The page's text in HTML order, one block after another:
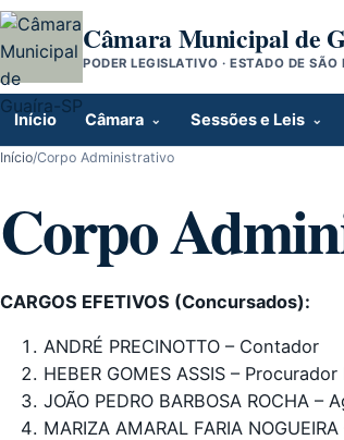
Pular para o conteúdo
Câmara Municipal de
PODER LEGISLATIVO · ESTADO DE SÃO
Início Câmara Sessões e Leis
Início/Corpo Administrativo
Corpo
CARGOS EFETIVOS (Concursados):
ANDRÉ PRECINOTTO – Contador
HEBER GOMES ASSIS –
JOÃO PEDRO BARBOSA ROCHA
MARIZA AMARAL FARIA